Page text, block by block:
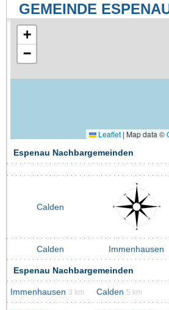
GEMEINDE
+
−
Leaflet | Map data ©
Espenau Nachbargemeinden
Calden
Calden Immenhausen
Espenau Nachbargemeinden
Immenhausen 3 km Calden 5 km